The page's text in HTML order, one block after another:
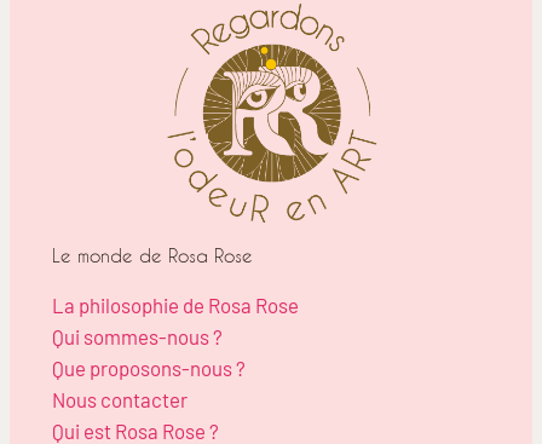
Le monde de Rosa Rose
La philosophie de Rosa Rose
Qui sommes-nous ?
Que proposons-nous ?
Nous contacter
Qui est Rosa Rose ?